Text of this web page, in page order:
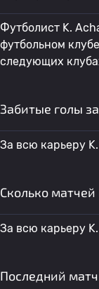
Футболист K.
футбольном
следующих
Забитые голы
За всю карьеру
Сколько матчей
За всю карьеру
Последний